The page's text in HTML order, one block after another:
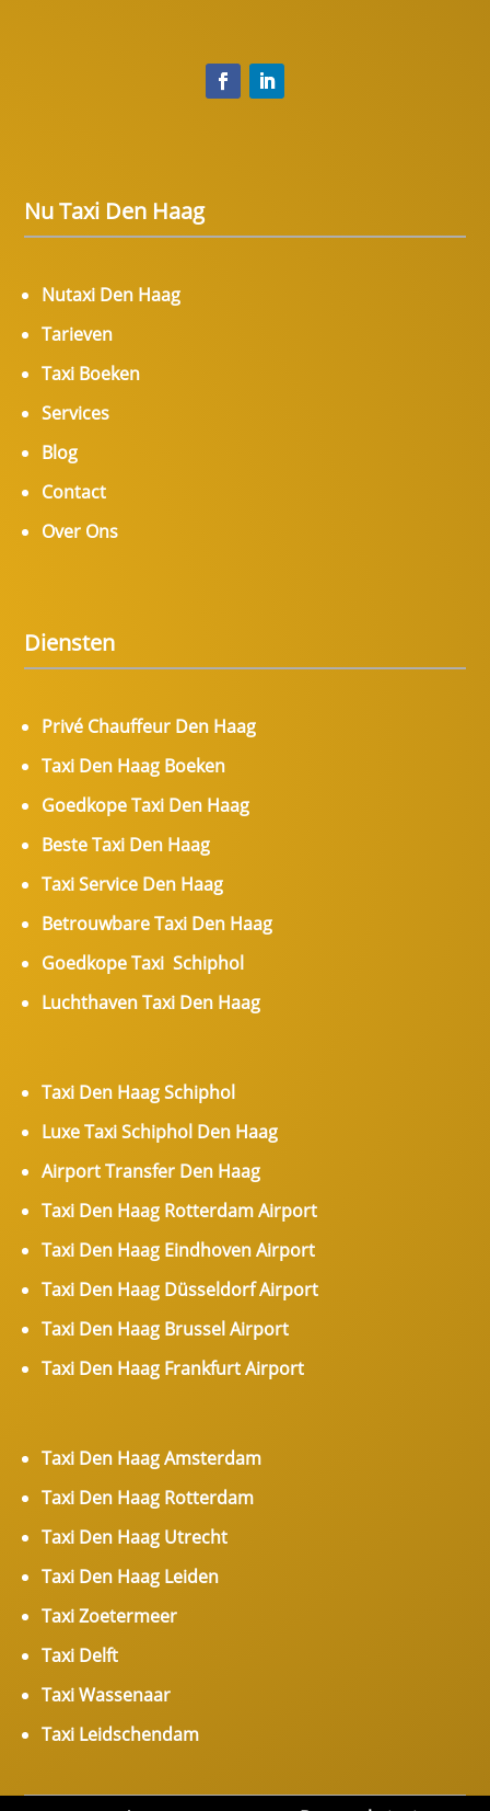
Nu Taxi Den Haag
Nutaxi Den Haag
Tarieven
Taxi Boeken
Services
Blog
Contact
Over Ons
Diensten
Privé Chauffeur Den Haag
Taxi Den Haag Boeken
Goedkope Taxi Den Haag
Beste Taxi Den Haag
Taxi Service Den Haag
Betrouwbare Taxi Den Haag
Goedkope Taxi Schiphol
Luchthaven Taxi Den Haag
Taxi Den Haag Schiphol
Luxe Taxi Schiphol Den Haag
Airport Transfer Den Haag
Taxi Den Haag Rotterdam Airport
Taxi Den Haag Eindhoven Airport
Taxi Den Haag Düsseldorf Airport
Taxi Den Haag Brussel Airport
Taxi Den Haag Frankfurt Airport
Taxi Den Haag Amsterdam
Taxi Den Haag Rotterdam
Taxi Den Haag Utrecht
Taxi Den Haag Leiden
Taxi Zoetermeer
Taxi Delft
Taxi Wassenaar
Taxi Leidschendam